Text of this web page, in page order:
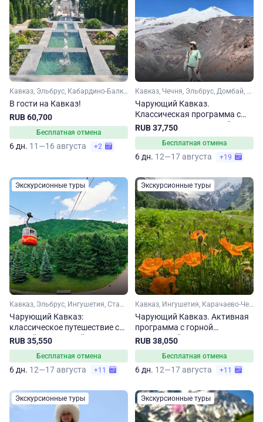
Кавказ, Эльбрус, Кабардино-Балкария, Карачаево-Черкесия, Ингушетия, Ставропольский край, Кавказские Минеральные Воды
В гости на Кавказ!
RUB 60,700
Бесплатная отмена
6 дн. 11—16 августа +2
Кавказ, Чечня, Эльбрус, Домбай, Карачаево-Черкесия, Кабардино-Балкария, Ставропольский край, Кавказские Минеральные Воды
Чарующий Кавказ.
Классическая программа с
путешествием в Грозный
RUB 37,750
Бесплатная отмена
6 дн. 12—17 августа +19
Экскурсионные туры
Кавказ, Эльбрус, Ингушетия, Ставропольский край, Кавказские Минеральные Воды
Чарующий Кавказ:
классическое путешествие с
Горной Ингушетией
RUB 35,550
Бесплатная отмена
6 дн. 12—17 августа +11
Экскурсионные туры
Кавказ, Ингушетия, Карачаево-Черкесия, Эльбрус, Ставропольский край, Домбай, Кавказские Минеральные Воды
Чарующий Кавказ. Активная
программа с горной
Ингушетией
RUB 38,050
Бесплатная отмена
6 дн. 12—17 августа +11
Экскурсионные туры Экскурсионные туры